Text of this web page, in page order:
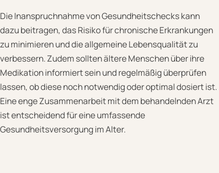
Die Inanspruchnahme von Gesundheitschecks kann
dazu beitragen, das Risiko für chronische Erkrankungen
zu minimieren und die allgemeine Lebensqualität zu
verbessern. Zudem sollten ältere Menschen über ihre
Medikation informiert sein und regelmäßig überprüfen
lassen, ob diese noch notwendig oder optimal dosiert ist.
Eine enge Zusammenarbeit mit dem behandelnden Arzt
ist entscheidend für eine umfassende
Gesundheitsversorgung im Alter.